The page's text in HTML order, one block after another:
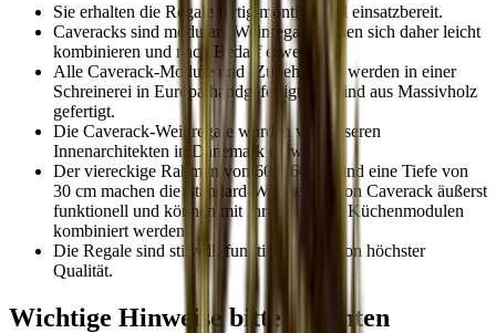
Sie erhalten die Regale fertig montiert und einsatzbereit.
Caveracks sind modulare Weinregale, lassen sich daher leicht
kombinieren und nach Bedarf erweitern.
Alle Caverack-Module und -Zubehörteile werden in einer
Schreinerei in Europa handgefertigt und sind aus Massivholz
gefertigt.
Die Caverack-Weinregale wurden von unseren
Innenarchitekten in Dänemark entworfen.
Der viereckige Rahmen von 60 x 60 cm und eine Tiefe von
30 cm machen die Standard-Weinregale von Caverack äußerst
funktionell und können mit Ihren anderen Küchenmodulen
kombiniert werden.
Die Regale sind stilvoll, funktionell und von höchster
Qualität.
Wichtige Hinweise bitte beachten